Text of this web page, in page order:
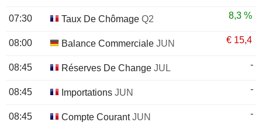
07:30 Taux De Chômage Q2 8,3 %
08:00 Balance Commerciale JUN € 15,4
08:45 Réserves De Change JUL -
08:45 Importations JUN -
08:45 Compte CourantJUN -